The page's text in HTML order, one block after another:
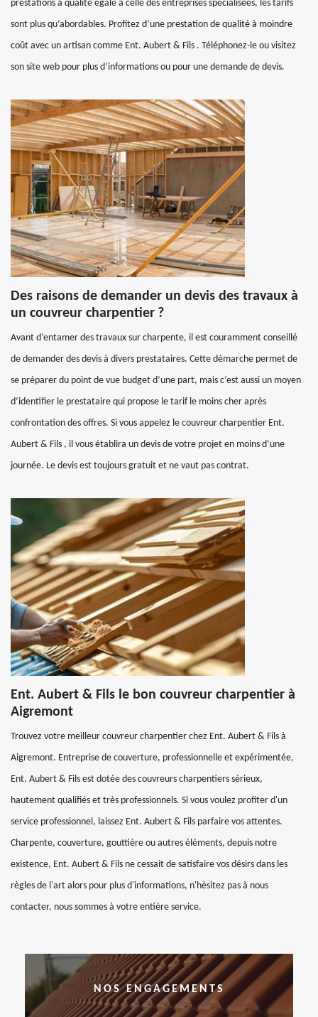
prestations à qualité égale à celle des entreprises spécialisées, les tarifs
sont plus qu’abordables. Profitez d’une prestation de qualité à moindre
coût avec un artisan comme Ent. Aubert & Fils . Téléphonez-le ou visitez
son site web pour plus d’informations ou pour une demande de devis.
Des raisons de demander un devis des travaux à
un couvreur charpentier ?
Avant d’entamer des travaux sur charpente, il est couramment conseillé
de demander des devis à divers prestataires. Cette démarche permet de
se préparer du point de vue budget d’une part, mais c’est aussi un moyen
d’identifier le prestataire qui propose le tarif le moins cher après
confrontation des offres. Si vous appelez le couvreur charpentier Ent.
Aubert & Fils , il vous établira un devis de votre projet en moins d’une
journée. Le devis est toujours gratuit et ne vaut pas contrat.
Ent. Aubert & Fils le bon couvreur charpentier à
Aigremont
Trouvez votre meilleur couvreur charpentier chez Ent. Aubert & Fils à
Aigremont. Entreprise de couverture, professionnelle et expérimentée,
Ent. Aubert & Fils est dotée des couvreurs charpentiers sérieux,
hautement qualifiés et très professionnels. Si vous voulez profiter d'un
service professionnel, laissez Ent. Aubert & Fils parfaire vos attentes.
Charpente, couverture, gouttière ou autres éléments, depuis notre
existence, Ent. Aubert & Fils ne cessait de satisfaire vos désirs dans les
règles de l'art alors pour plus d'informations, n'hésitez pas à nous
contacter, nous sommes à votre entière service.
NOS ENGAGEMENTS